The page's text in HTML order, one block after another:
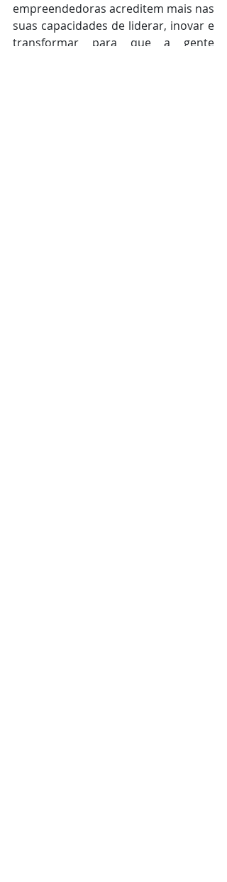
empreendedoras acreditem mais nas
suas capacidades de liderar, inovar e
transformar para que a gente